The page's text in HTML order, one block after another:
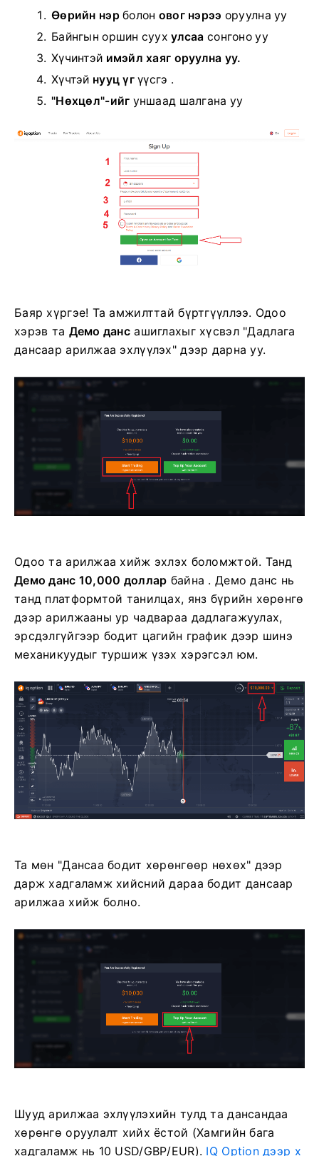
Өөрийн нэрболон овог нэрээ оруулна уу
Байнгын оршин суухулсаа сонгоно уу
Хүчинтэй имэйл хаяг оруулна уу.
Хүчтэй нууц үгүүсгэ .
"Нөхцөл"-ийг уншаад шалгана уу
Баяр хүргэе! Та амжилттай бүртгүүллээ. Одоо
хэрэв та Демо данс ашиглахыг хүсвэл "Дадлага
дансаар арилжаа эхлүүлэх" дээр дарна уу.
Одоо та арилжаа хийж эхлэх боломжтой. Танд
Демо данс 10,000 доллар байна . Демо данс нь
танд платформтой танилцах, янз бүрийн хөрөнгө
дээр арилжааны ур чадвараа дадлагажуулах,
эрсдэлгүйгээр бодит цагийн график дээр шинэ
механикуудыг туршиж үзэх хэрэгсэл юм.
Та мөн "Дансаа бодит хөрөнгөөр ​​нөхөх" дээр
дарж хадгаламж хийсний дараа бодит дансаар
арилжаа хийж болно.
Шууд арилжаа эхлүүлэхийн тулд та дансандаа
хөрөнгө оруулалт хийх ёстой (Хамгийн бага
хадгаламж нь 10 USD/GBP/EUR). IQ Option дээр х